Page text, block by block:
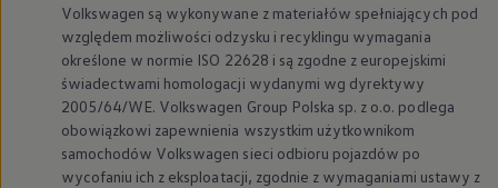
Volkswagen są wykonywane z materiałów spełniających pod
względem możliwości odzysku i recyklingu wymagania
określone w normie ISO 22628 i są zgodne z europejskimi
świadectwami homologacji wydanymi wg dyrektywy
2005/64/WE. Volkswagen Group Polska sp. z o.o. podlega
obowiązkowi zapewnienia wszystkim użytkownikom
samochodów Volkswagen sieci odbioru pojazdów po
wycofaniu ich z eksploatacji, zgodnie z wymaganiami ustawy z